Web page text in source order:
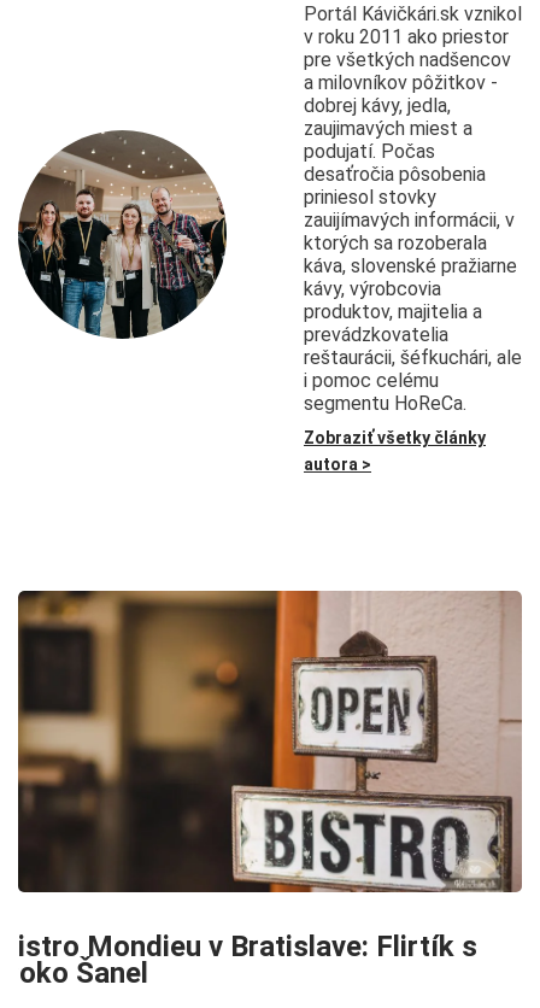
Portál Kávičkári.sk vznikol
v roku 2011 ako priestor
pre všetkých nadšencov
a milovníkov pôžitkov -
dobrej kávy, jedla,
zaujimavých miest a
podujatí. Počas
desaťročia pôsobenia
priniesol stovky
zauijímavých informácii, v
ktorých sa rozoberala
káva, slovenské pražiarne
kávy, výrobcovia
produktov, majitelia a
prevádzkovatelia
reštaurácii, šéfkuchári, ale
i pomoc celému
segmentu HoReCa.
Zobraziť všetky články
autora >
Bistro Mondieu v Bratislave: Flirtík s
Čoko Šanel